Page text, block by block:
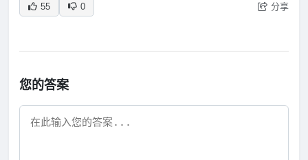
55 0 分享
您的答案